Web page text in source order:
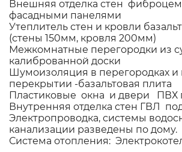
Внешняя отделка стен
фасадными панелями
Утеплитель стен и кровли
(стены 150мм, кровля 200мм)
Межкомнатные перегородки из
калиброванной доски
Шумоизоляция в перегородках
перекрытии -базальтовая плита
Пластиковые окна и двери ПВХ
Внутренняя отделка стен ГВЛ
Электропроводка, системы
канализации разведены по дому.
Система отопления: